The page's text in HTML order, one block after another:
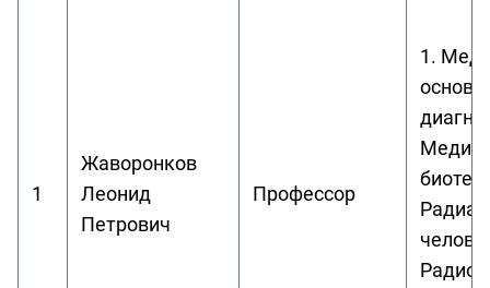
1
Жаворонков
Леонид
Петрович
Профессор
1.